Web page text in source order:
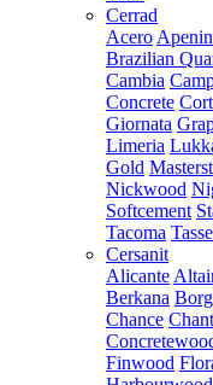
Cerrad
Acero
Brazilian
Cambia
Concrete
Giornata
Limeria
Gold
Nickwood
Softcement
Tacoma
Cersanit
Alicante
Berkana
Chance
Finwood